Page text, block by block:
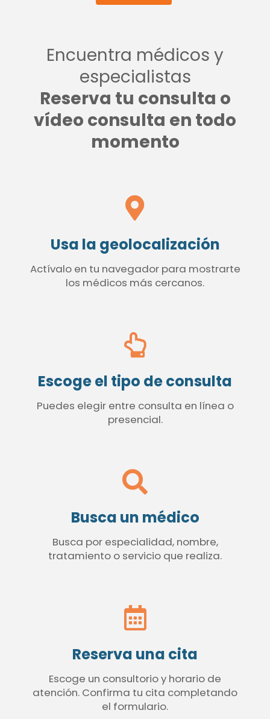
Encuentra médicos y
especialistas
Reserva tu consulta o
vídeo consulta en todo
momento
Usa la geolocalización
Actívalo en tu navegador para mostrarte
los médicos más cercanos.
Escoge el tipo de consulta
Puedes elegir entre consulta en línea o
presencial.
Busca un médico
Busca por especialidad, nombre,
tratamiento o servicio que realiza.
Reserva una cita
Escoge un consultorio y horario de
atención. Confirma tu cita completando
el formulario.